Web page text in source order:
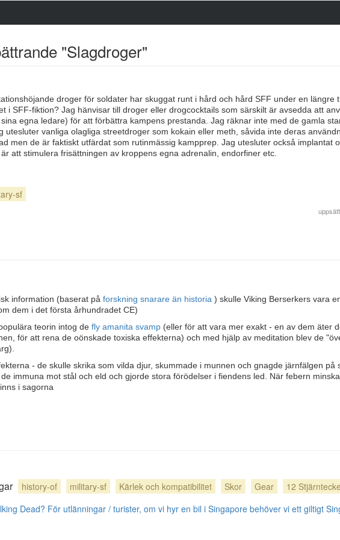
"Slagdroger"
droger för soldater har skuggat runt i hård och hård SFF under en längre
i SFF-fiktion? Jag hänvisar till droger eller drogcocktails som särskilt är avsedda att
egna ledare) för att förbättra kampens prestanda. Jag räknar inte med de gamla
utesluter vanliga olagliga streetdroger som kokain eller meth, såvida inte deras
men de är faktiskt utfärdat som rutinmässig kampprep. Jag utesluter också implantat
att stimulera frisättningen av kroppens egna adrenalin, endorfiner etc.
sf
information (baserat på forskning snarare än historia ) skulle Viking Berserkers vara
dem i det första århundradet CE)
teorin intog de fly amanita svamp (eller för att vara mer exakt - en av dem äter
för att rena de oönskade toxiska effekterna) och med hjälp av meditation blev de
- de skulle skrika som vilda djur, skummade i munnen och gnagde järnfälgen på
immuna mot stål och eld och gjorde stora förödelser i fiendens led. När febern
i sagorna
history-of military-sf Kärlek och kompatibilitet Skor Gear 12
Dead? För utlänningar / turister, om vi hyr en bil i Singapore behöver vi ett giltigt